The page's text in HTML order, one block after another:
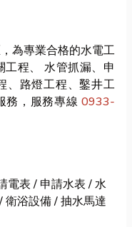
為專業合格的水電工
程、 水管抓漏、申
、路燈工程、鑿井工
務，服務專線 0933-
電表 / 申請水表 / 水
衛浴設備 / 抽水馬達